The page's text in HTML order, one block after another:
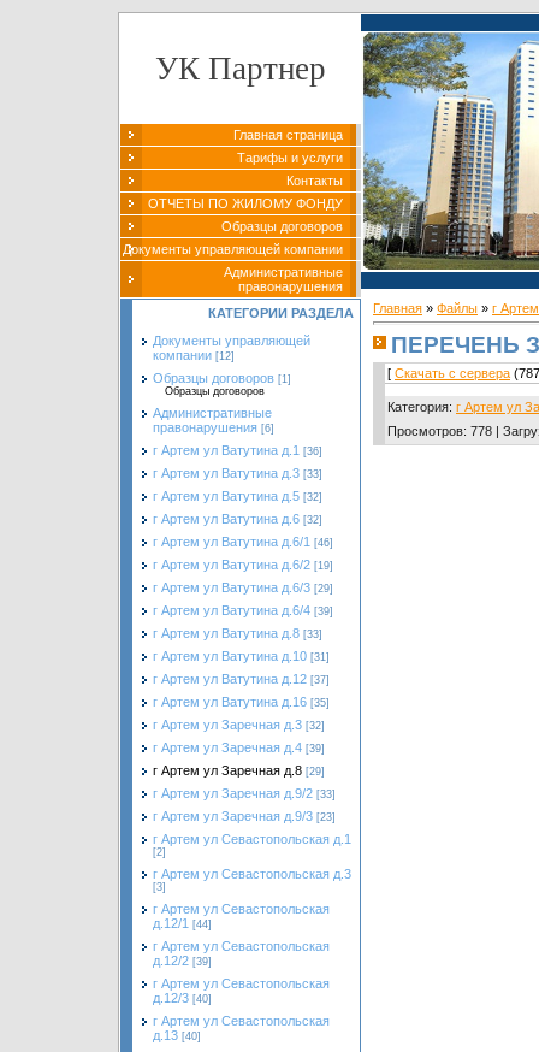
УК Партнер
Главная страница
Тарифы и услуги
Контакты
ОТЧЕТЫ ПО ЖИЛОМУ ФОНДУ
Образцы договоров
Документы управляющей компании
Административные
правонарушения
КАТЕГОРИИ РАЗДЕЛА
Документы управляющей
компании [12]
Образцы договоров [1]
Образцы договоров
Административные
правонарушения [6]
г Артем ул Ватутина д.1 [36]
г Артем ул Ватутина д.3 [33]
г Артем ул Ватутина д.5 [32]
г Артем ул Ватутина д.6 [32]
г Артем ул Ватутина д.6/1 [46]
г Артем ул Ватутина д.6/2 [19]
г Артем ул Ватутина д.6/3 [29]
г Артем ул Ватутина д.6/4 [39]
г Артем ул Ватутина д.8 [33]
г Артем ул Ватутина д.10 [31]
г Артем ул Ватутина д.12 [37]
г Артем ул Ватутина д.16 [35]
г Артем ул Заречная д.3 [32]
г Артем ул Заречная д.4 [39]
г Артем ул Заречная д.8 [29]
г Артем ул Заречная д.9/2 [33]
г Артем ул Заречная д.9/3 [23]
г Артем ул Севастопольская д.1
[2]
г Артем ул Севастопольская д.3
[3]
г Артем ул Севастопольская
д.12/1 [44]
г Артем ул Севастопольская
д.12/2 [39]
г Артем ул Севастопольская
д.12/3 [40]
г Артем ул Севастопольская
д.13 [40]
Главная » Файлы » г
ПЕРЕЧЕНЬ
[ Скачать с сервера
Категория: г Артем ул
Просмотров: 778 |